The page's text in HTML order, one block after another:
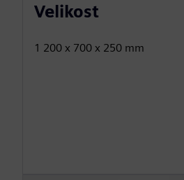
Velikost
1 200 x 700 x 250 mm